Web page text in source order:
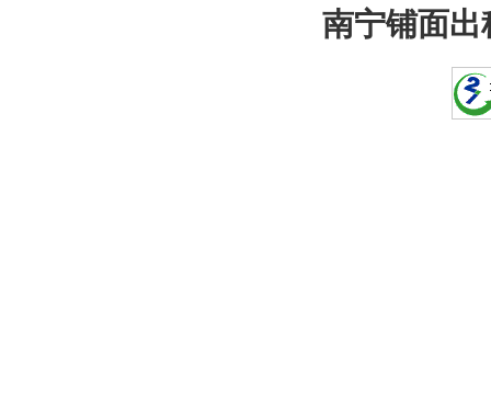
南宁铺面出